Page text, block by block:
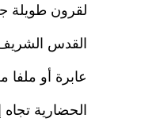
لقرون طويلة
القدس
عابرة أو ملفا
الحضارية